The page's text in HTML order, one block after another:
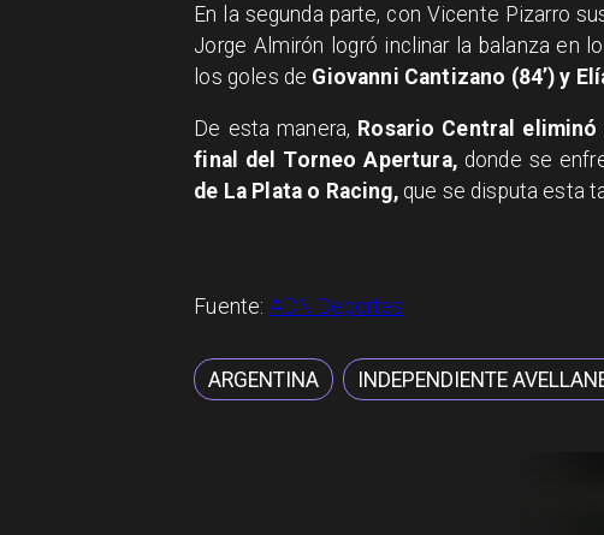
En la segunda parte, con Vicente Pizarro
Jorge Almirón logró inclinar la balanza en
los goles de Giovanni Cantizano (84’) y
De esta manera, Rosario Central
final del Torneo Apertura,donde se
de La Plata o Racing,que se disputa esta
Fuente: ADN Deportes
ARGENTINA INDEPENDIENTE